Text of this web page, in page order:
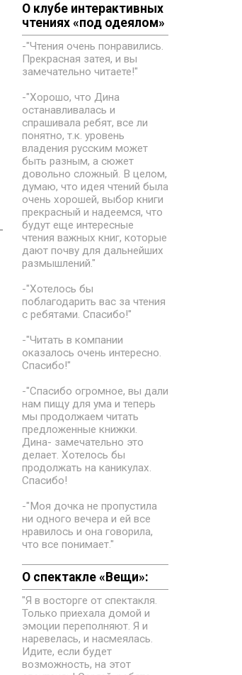
О клубе интерактивных
чтениях «под одеялом»
-"Чтения очень понравились.
Прекрасная затея, и вы
замечательно читаете!"
-"Хорошо, что Дина
останавливалась и
спрашивала ребят, все ли
понятно, т.к. уровень
владения русским может
быть разным, а сюжет
довольно сложный. В целом,
думаю, что идея чтений была
очень хорошей, выбор книги
прекрасный и надеемся, что
будут еще интересные
чтения важных книг, которые
дают почву для дальнейших
размышлений."
-"Хотелось бы
поблагодарить вас за чтения
с ребятами. Спасибо!"
-"Читать в компании
оказалось очень интересно.
Спасибо!"
-"Спасибо огромное, вы дали
нам пищу для ума и теперь
мы продолжаем читать
предложенные книжки.
Дина- замечательно это
делает. Хотелось бы
продолжать на каникулах.
Спасибо!
-"Моя дочка не пропустила
ни одного вечера и ей все
нравилось и она говорила,
что все понимает."
О спектакле «Вещи»:
"Я в восторге от спектакля.
Только приехала домой и
эмоции переполняют. Я и
наревелась, и насмеялась.
Идите, если будет
возможность, на этот